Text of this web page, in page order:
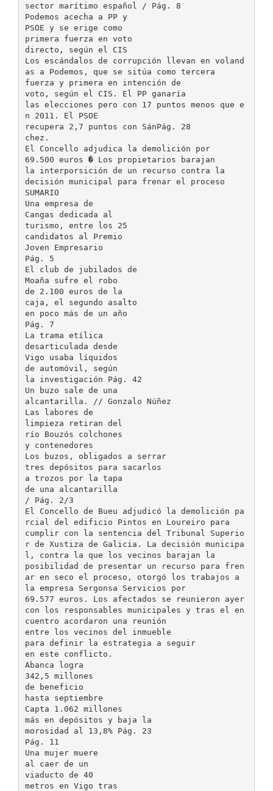
sector marítimo español / Pág. 8
Podemos acecha a PP y
PSOE y se erige como
primera fuerza en voto
directo, según el CIS
Los escándalos de corrupción llevan en voland
as a Podemos, que se sitúa como tercera
fuerza y primera en intención de
voto, según el CIS. El PP ganaría
las elecciones pero con 17 puntos menos que e
n 2011. El PSOE
recupera 2,7 puntos con SánPág. 28
chez.
El Concello adjudica la demolición por
69.500 euros � Los propietarios barajan
la interporsición de un recurso contra la
decisión municipal para frenar el proceso
SUMARIO
Una empresa de
Cangas dedicada al
turismo, entre los 25
candidatos al Premio
Joven Empresario
Pág. 5
El club de jubilados de
Moaña sufre el robo
de 2.100 euros de la
caja, el segundo asalto
en poco más de un año
Pág. 7
La trama etílica
desarticulada desde
Vigo usaba líquidos
de automóvil, según
la investigación Pág. 42
Un buzo sale de una
alcantarilla. // Gonzalo Núñez
Las labores de
limpieza retiran del
río Bouzós colchones
y contenedores
Los buzos, obligados a serrar
tres depósitos para sacarlos
a trozos por la tapa
de una alcantarilla
/ Pág. 2/3
El Concello de Bueu adjudicó la demolición pa
rcial del edificio Pintos en Loureiro para
cumplir con la sentencia del Tribunal Superio
r de Xustiza de Galicia. La decisión municipa
l, contra la que los vecinos barajan la
posibilidad de presentar un recurso para fren
ar en seco el proceso, otorgó los trabajos a
la empresa Sergonsa Servicios por
69.577 euros. Los afectados se reunieron ayer
con los responsables municipales y tras el en
cuentro acordaron una reunión
entre los vecinos del inmueble
para definir la estrategia a seguir
en este conflicto.
Abanca logra
342,5 millones
de beneficio
hasta septiembre
Capta 1.062 millones
más en depósitos y baja la
morosidad al 13,8% Pág. 23
Pág. 11
Una mujer muere
al caer de un
viaducto de 40
metros en Vigo tras